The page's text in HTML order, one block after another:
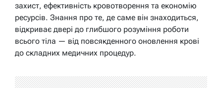
захист, ефективність кровотворення та економію
ресурсів. Знання про те, де саме він знаходиться,
відкриває двері до глибшого розуміння роботи
всього тіла — від повсякденного оновлення крові
до складних медичних процедур.